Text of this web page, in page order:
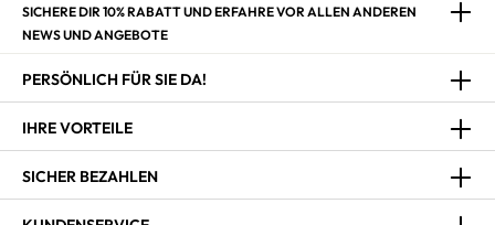
SICHERE DIR 10% RABATT UND ERFAHRE VOR ALLEN ANDEREN
NEWS UND ANGEBOTE
PERSÖNLICH FÜR SIE DA!
IHRE VORTEILE
SICHER BEZAHLEN